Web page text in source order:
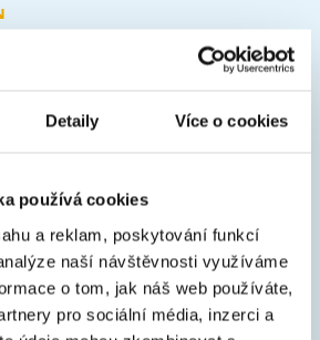
Detaily Více o cookies
používá cookies
a reklam, poskytování funkcí
naší návštěvnosti využíváme
o tom, jak náš web používáte,
pro sociální média, inzerci a
roku